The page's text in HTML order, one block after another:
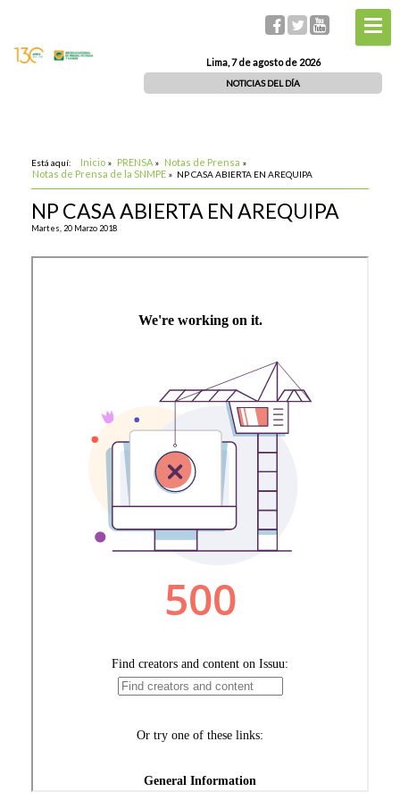
Lima, 7 de agosto de 2026
NOTICIAS DEL DÍA
Está aquí: Inicio » PRENSA » Notas de Prensa »
Notas de Prensa de la SNMPE » NP CASA ABIERTA EN AREQUIPA
NP CASA ABIERTA EN AREQUIPA
Martes, 20 Marzo 2018